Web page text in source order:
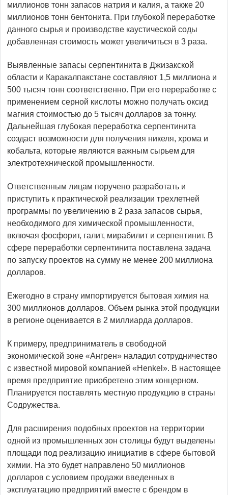
миллионов тонн запасов натрия и калия, а также 20
миллионов тонн бентонита. При глубокой переработке
данного сырья и производстве каустической соды
добавленная стоимость может увеличиться в 3 раза.
Выявленные запасы серпентинита в Джизакской
области и Каракалпакстане составляют 1,5 миллиона и
500 тысяч тонн соответственно. При его переработке с
применением серной кислоты можно получать оксид
магния стоимостью до 5 тысяч долларов за тонну.
Дальнейшая глубокая переработка серпентинита
создаст возможности для получения никеля, хрома и
кобальта, которые являются важным сырьем для
электротехнической промышленности.
Ответственным лицам поручено разработать и
приступить к практической реализации трехлетней
программы по увеличению в 2 раза запасов сырья,
необходимого для химической промышленности,
включая фосфорит, галит, мирабилит и серпентинит. В
сфере переработки серпентинита поставлена задача
по запуску проектов на сумму не менее 200 миллиона
долларов.
Ежегодно в страну импортируется бытовая химия на
300 миллионов долларов. Объем рынка этой продукции
в регионе оценивается в 2 миллиарда долларов.
К примеру, предприниматель в свободной
экономической зоне «Ангрен» наладил сотрудничество
с известной мировой компанией «Henkel». В настоящее
время предприятие приобретено этим концерном.
Планируется поставлять местную продукцию в страны
Содружества.
Для расширения подобных проектов на территории
одной из промышленных зон столицы будут выделены
площади под реализацию инициатив в сфере бытовой
химии. На это будет направлено 50 миллионов
долларов с условием продажи введенных в
эксплуатацию предприятий вместе с брендом в